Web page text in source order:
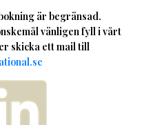
är begränsad.
vänligen fyll i vårt
skicka ett mail till